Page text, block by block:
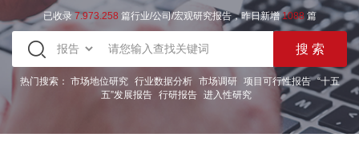
已收录 7.973.258 篇行业/公司/宏观研究报告，昨日新增1088篇
热门搜索： 市场地位研究 行业数据分析 市场调研 项目可行性报告 “十五
五”发展报告 行研报告 进入性研究